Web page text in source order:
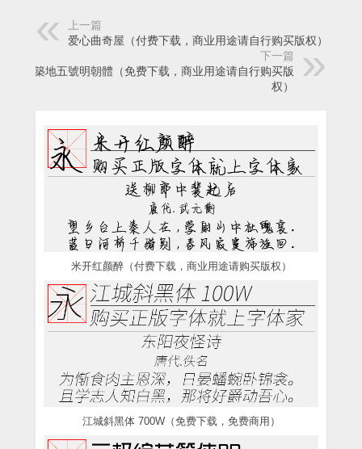
上一篇
爱心曲奇屋（付费下载，商业用途请自行购买版权）
下一篇
匯文築地五號明朝體（免费下载，商业用途请自行购买版
权）
米开红颜醉（付费下载，商业用途请购买版权）
江城斜黑体 700W（免费下载，免费商用）